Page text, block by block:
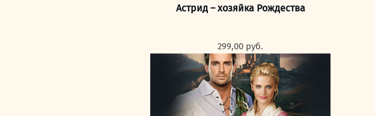
Астрид – хозяйка Рождества
299,00 руб.